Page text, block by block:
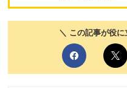
＼ この記事が役